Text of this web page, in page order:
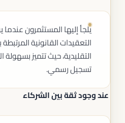
يلجأ إليها المستثمرون
التعقيدات القانونية
التقليدية، حيث تتميز
تسجيل رسمي.
عند وجود ثقة بين الشركاء